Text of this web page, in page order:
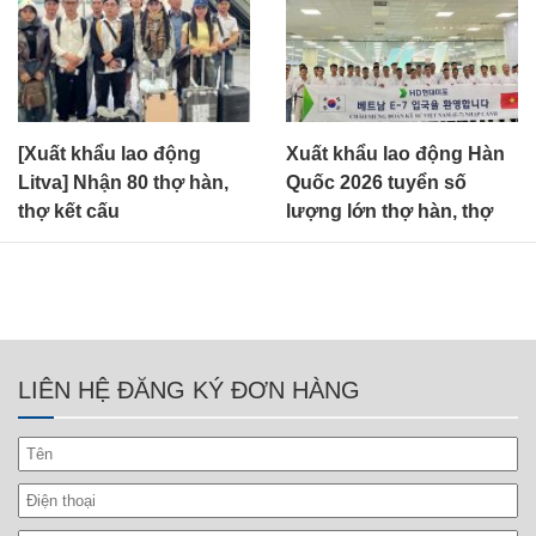
[Xuất khẩu lao động
Litva] Nhận 80 thợ hàn,
thợ kết cấu
Xuất khẩu lao động Hàn
Quốc 2026 tuyển số
lượng lớn thợ hàn, thợ
sơn E7-3
LIÊN HỆ ĐĂNG KÝ ĐƠN HÀNG